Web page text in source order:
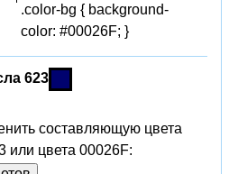
.color-bg { background-
color: #00026F; }
623
составляющую цвета
или цвета 00026F: